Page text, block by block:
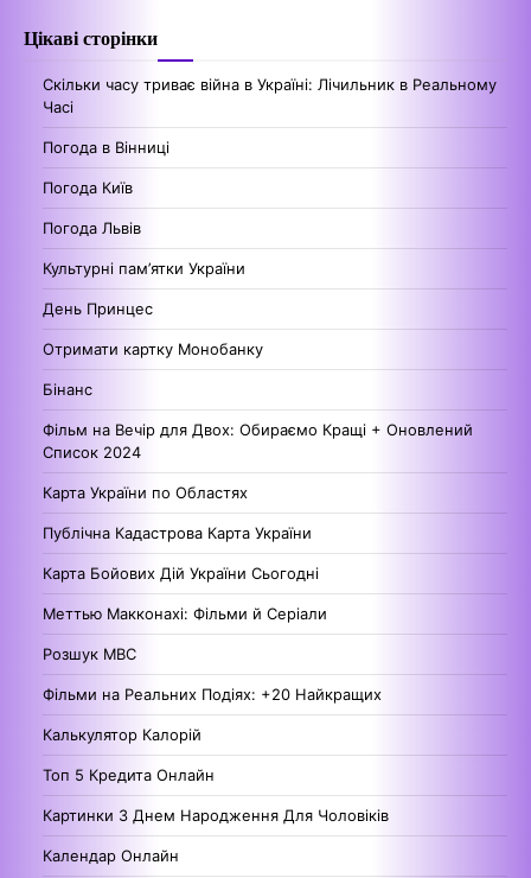
Цікаві сторінки
Скільки часу триває війна в Україні: Лічильник в Реальному
Часі
Погода в Вінниці
Погода Київ
Погода Львів
Культурні пам’ятки України
День Принцес
Отримати картку Монобанку
Бінанс
Фільм на Вечір для Двох: Обираємо Кращі + Оновлений
Список 2024
Карта України по Областях
Публічна Кадастрова Карта України
Карта Бойових Дій України Сьогодні
Меттью Макконахі: Фільми й Серіали
Розшук МВС
Фільми на Реальних Подіях: +20 Найкращих
Калькулятор Калорій
Топ 5 Кредита Онлайн
Картинки З Днем Народження Для Чоловіків
Календар Онлайн